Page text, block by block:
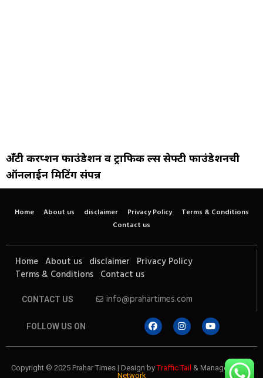
अँटी करप्शन फाउंडेशन व ट्राफिक रुल्स सेफ्टी फाउंडेशनची
ऑनलाईन मिटिंग संपन्न
Home About us disclaimer Privacy Policy
Terms & Conditions
Contact us
Home About us disclaimer Privacy Policy
Terms & Conditions Contact us
CONTACT US info@prahartimes.com
FOLLOW US ON
Copyright © 2025 Prahar Times | Design byTraffic Tail & Managed by7k
Network